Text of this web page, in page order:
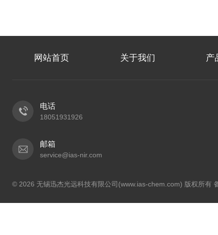
网站首页 关于我们 产
电话
18051931926
邮箱
service@ias-nir.com
© 2026 无锡迅杰光远科技有限公司(www.ias-chem.com) 版权所有